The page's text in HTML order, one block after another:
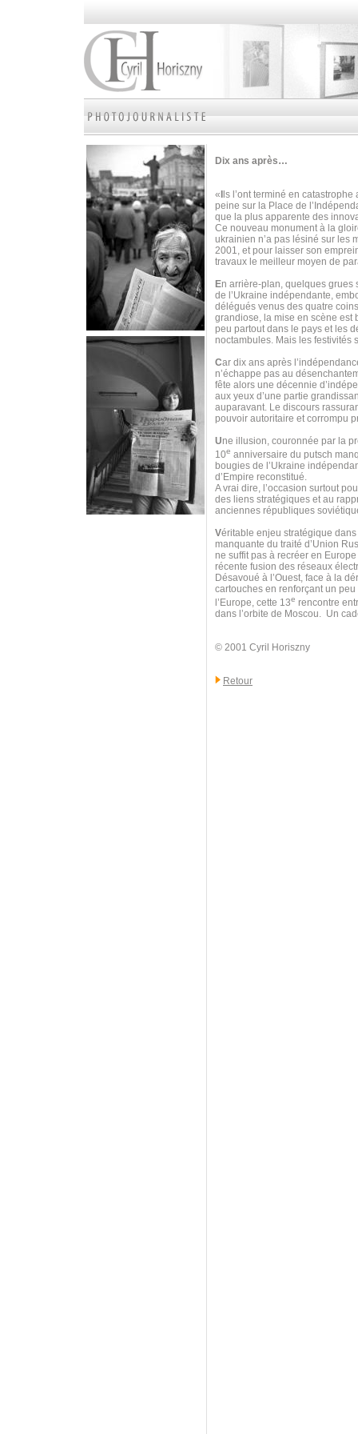
Dix ans après…
« ls l’ont terminé en
peine sur la Place de
que la plus apparente des
Ce nouveau monument à la
ukrainien n’a pas lésiné sur les
2001, et pour laisser son
travaux le meilleur moyen de
En arrière-plan, quelques grues
de l’Ukraine indépendante,
délégués venus des quatre
grandiose, la mise en scène est
peu partout dans le pays et les
noctambules. Mais les festivités
Car dix ans après
n’échappe pas au
fête alors une décennie
aux yeux d’une partie
auparavant. Le discours
pouvoir autoritaire et corrompu
Une illusion, couronnée par la
10e anniversaire du putsch
bougies de l’Ukraine
d’Empire reconstitué.
A vrai dire, l’occasion surtout
des liens stratégiques et au
anciennes républiques
Véritable enjeu stratégique
manquante du traité d’Union
ne suffit pas à recréer en
récente fusion des réseaux
Désavoué à l’Ouest, face à la
cartouches en renforçant un
l’Europe, cette 13e rencontre
dans l’orbite de Moscou. Un
© 2001 Cyril Horiszny
Retour